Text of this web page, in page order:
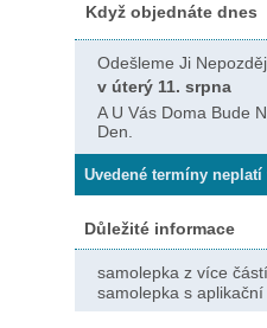
Když objednáte dnes
Odešleme Ji
v úterý 11. srpna
A U Vás Doma Bude
Den.
Uvedené termíny
Důležité informace
samolepka z více
samolepka s aplikační